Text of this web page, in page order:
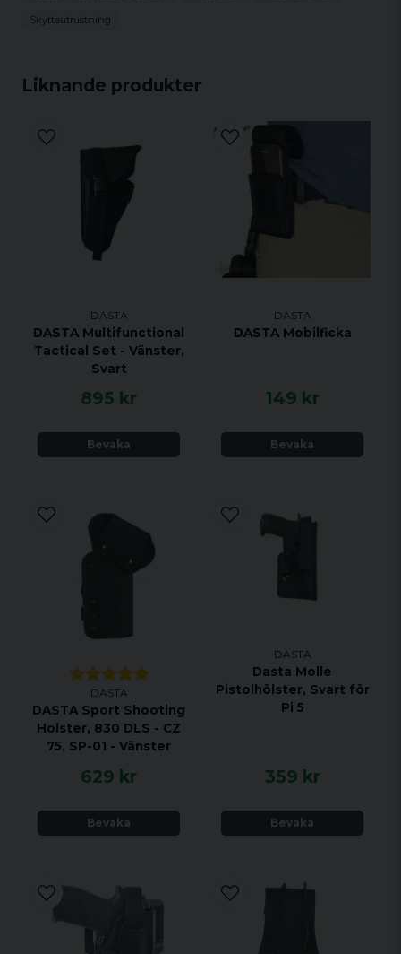
Liknande produkter
DASTA
DASTA Multifunctional
Tactical Set - Vänster,
Svart
895 kr
Bevaka
DASTA
DASTA Mobilficka
149 kr
Bevaka
DASTA
DASTA Sport Shooting
Holster, 830 DLS - CZ
75, SP-01 - Vänster
629 kr
Bevaka
DASTA
Dasta Molle
Pistolhölster, Svart för
Pi 5
359 kr
Bevaka
Skytteutrustning